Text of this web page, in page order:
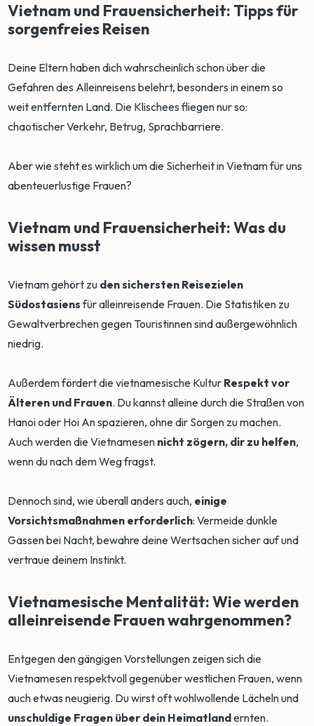
Vietnam und Frauensicherheit: Tipps für
sorgenfreies Reisen
Deine Eltern haben dich wahrscheinlich schon über die
Gefahren des Alleinreisens belehrt, besonders in einem so
weit entfernten Land. Die Klischees fliegen nur so:
chaotischer Verkehr, Betrug, Sprachbarriere.
Aber wie steht es wirklich um die Sicherheit in Vietnam für uns
abenteuerlustige Frauen?
Vietnam und Frauensicherheit: Was du
wissen musst
Vietnam gehört zu den sichersten Reisezielen
Südostasiensfür alleinreisende Frauen. Die Statistiken zu
Gewaltverbrechen gegen Touristinnen sind außergewöhnlich
niedrig.
Außerdem fördert die vietnamesische Kultur Respekt vor
Älteren und Frauen. Du kannst alleine durch die Straßen von
Hanoi oder Hoi An spazieren, ohne dir Sorgen zu machen.
Auch werden die Vietnamesen nicht zögern, dir zu helfen,
wenn du nach dem Weg fragst.
Dennoch sind, wie überall anders auch, einige
Vorsichtsmaßnahmen erforderlich: Vermeide dunkle
Gassen bei Nacht, bewahre deine Wertsachen sicher auf und
vertraue deinem Instinkt.
Vietnamesische Mentalität: Wie werden
alleinreisende Frauen wahrgenommen?
Entgegen den gängigen Vorstellungen zeigen sich die
Vietnamesen respektvoll gegenüber westlichen Frauen, wenn
auch etwas neugierig. Du wirst oft wohlwollende Lächeln und
unschuldige Fragen über dein Heimatlandernten.